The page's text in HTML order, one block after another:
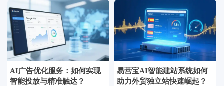
AI广告优化服务：如何实现
智能投放与精准触达？
易营宝AI智能建站系统如何
助力外贸独立站快速崛起？